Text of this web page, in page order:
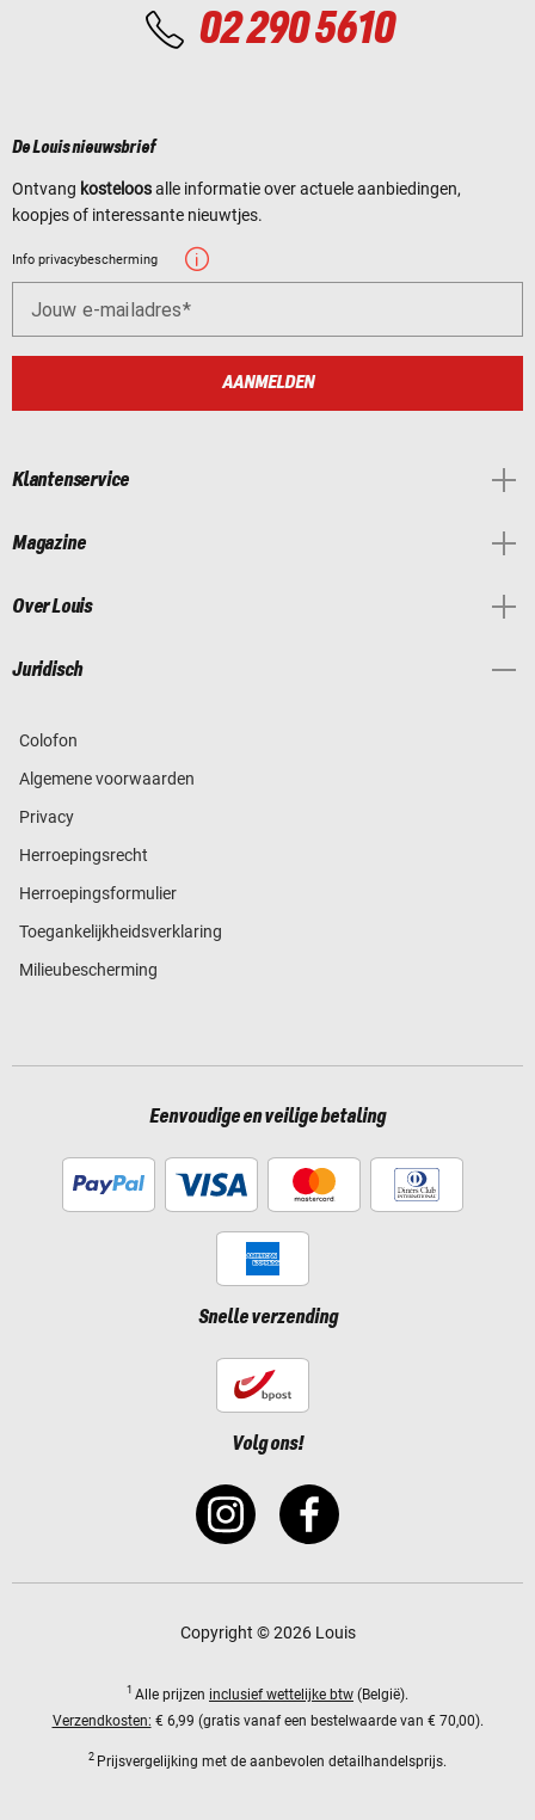
02 290 5610
De Louis nieuwsbrief
Ontvang kosteloosalle informatie over actuele aanbiedingen,
koopjes of interessante nieuwtjes.
Info privacybescherming
Jouw e-mailadres
AANMELDEN
Klantenservice
Magazine
Over Louis
Juridisch
Colofon
Algemene voorwaarden
Privacy
Herroepingsrecht
Herroepingsformulier
Toegankelijkheidsverklaring
Milieubescherming
Eenvoudige en veilige betaling
Snelle verzending
Volg ons!
Copyright © 2026 Louis
1 Alle prijzen inclusief wettelijke btw (België).
Verzendkosten: € 6,99 (gratis vanaf een bestelwaarde van € 70,00).
2 Prijsvergelijking met de aanbevolen detailhandelsprijs.